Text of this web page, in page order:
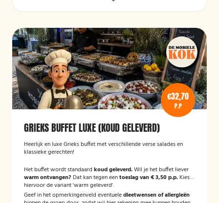
€32,70
P.P
GRIEKS BUFFET LUXE (KOUD GELEVERD)
Heerlijk en luxe Grieks buffet met verschillende verse salades en
klassieke gerechten!
Het buffet wordt standaard koud geleverd.Wil je het buffet liever
warm ontvangen? Dat kan tegen eentoeslag van € 3,50 p.p. Kies
hiervoor de variant 'warm geleverd'.
Geef in het opmerkingenveld eventueledieetwensen of allergieën